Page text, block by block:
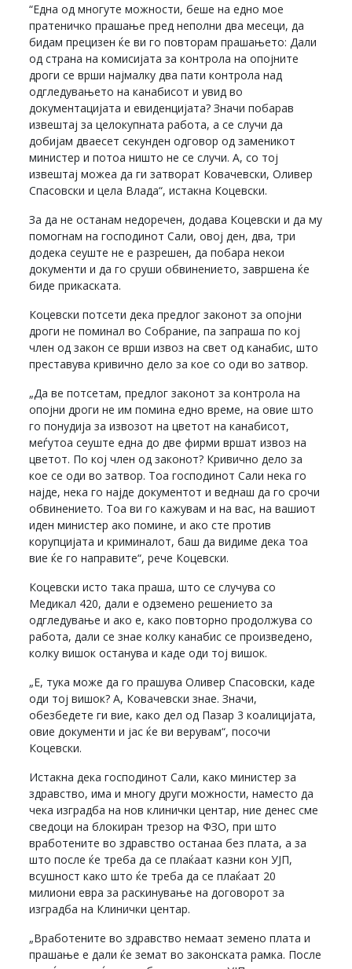
“Една од многуте можности, беше на едно мое
пратеничко прашање пред неполни два месеци, да
бидам прецизен ќе ви го повторам прашањето: Дали
од страна на комисијата за контрола на опојните
дроги се врши најмалку два пати контрола над
одгледувањето на канабисот и увид во
документацијата и евиденцијата? Значи побарав
извештај за целокупната работа, а се случи да
добијам дваесет секунден одговор од заменикот
министер и потоа ништо не се случи. А, со тој
извештај можеа да ги затворат Ковачевски, Оливер
Спасовски и цела Влада“, истакна Коцевски.
За да не останам недоречен, додава Коцевски и да му
помогнам на господинот Сали, овој ден, два, три
додека сеуште не е разрешен, да побара некои
документи и да го сруши обвинението, завршена ќе
биде прикаската.
Коцевски потсети дека предлог законот за опојни
дроги не поминал во Собрание, па запраша по кој
член од закон се врши извоз на свет од канабис, што
преставува кривично дело за кое со оди во затвор.
„Да ве потсетам, предлог законот за контрола на
опојни дроги не им помина едно време, на овие што
го понудија за извозот на цветот на канабисот,
меѓутоа сеуште една до две фирми вршат извоз на
цветот. По кој член од законот? Кривично дело за
кое се оди во затвор. Тоа господинот Сали нека го
најде, нека го најде документот и веднаш да го срочи
обвинението. Тоа ви го кажувам и на вас, на вашиот
иден министер ако помине, и ако сте против
корупцијата и криминалот, баш да видиме дека тоа
вие ќе го направите“, рече Коцевски.
Коцевски исто така праша, што се случува со
Медикал 420, дали е одземено решението за
одгледување и ако е, како повторно продолжува со
работа, дали се знае колку канабис се произведено,
колку вишок останува и каде оди тој вишок.
„Е, тука може да го прашува Оливер Спасовски, каде
оди тој вишок? А, Ковачевски знае. Значи,
обезбедете ги вие, како дел од Пазар 3 коалицијата,
овие документи и јас ќе ви верувам“, посочи
Коцевски.
Истакна дека господинот Сали, како министер за
здравство, има и многу други можности, наместо да
чека изградба на нов клинички центар, ние денес сме
сведоци на блокиран трезор на ФЗО, при што
вработените во здравство останаа без плата, а за
што после ќе треба да се плаќаат казни кон УЈП,
всушност како што ќе треба да се плаќаат 20
милиони евра за раскинување на договорот за
изградба на Клинички центар.
„Вработените во здравство немаат земено плата и
прашање е дали ќе земат во законската рамка. После